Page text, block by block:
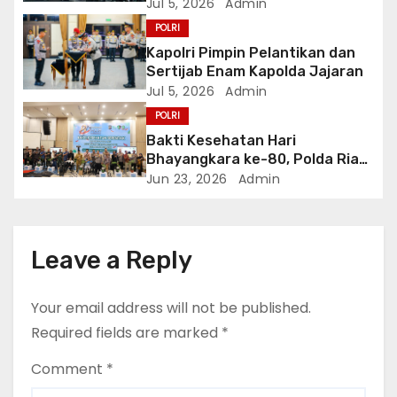
i
o
n
Kementerian Haji dan Umrah RI
Jul 5, 2026 Admin
POLRI
Kapolri Pimpin Pelantikan dan
Sertijab Enam Kapolda Jajaran
Jul 5, 2026 Admin
POLRI
Bakti Kesehatan Hari
Bhayangkara ke-80, Polda Riau
Gelar 14 Layanan Medis
Jun 23, 2026 Admin
Leave a Reply
Your email address will not be published.
Required fields are marked *
Comment *